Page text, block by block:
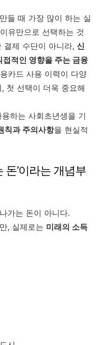
들 때 가장 많이 하는 실
유만으로 선택하는 것
결제 수단이 아니라, 신
접적인 영향을 주는 금융
카드 사용 이력이 다양
첫 선택이 더욱 중요해
하는 사회초년생을 기
칙과 주의사항을 현실적
돈’이라는 개념부
가는 돈이 아니다.
, 실제로는 미래의 소득